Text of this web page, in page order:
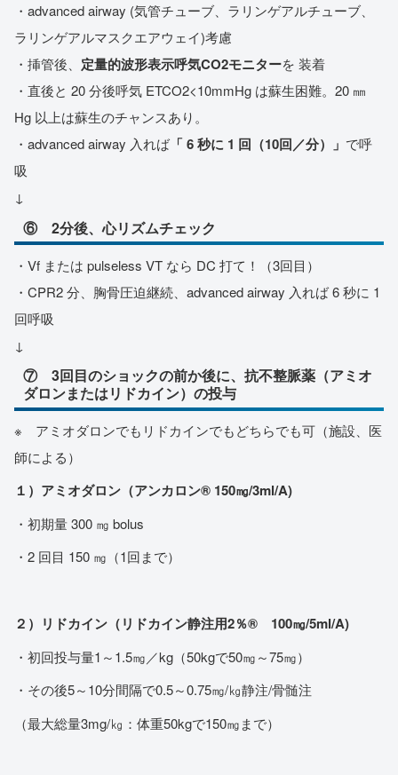
・advanced airway (気管チューブ、ラリンゲアルチューブ、
ラリンゲアルマスクエアウェイ)考慮
・挿管後、 定量的波形表示呼気CO2モニターを 装着
・直後と 20 分後呼気 ETCO2<10mmHg は蘇生困難。20 ㎜
Hg 以上は蘇生のチャンスあり。
・advanced airway 入れば「 6 秒に 1 回（10回／分）」 で呼
吸
↓
⑥ 2分後、心リズムチェック
・Vf または pulseless VT なら DC 打て！（3回目）
・CPR2 分、胸骨圧迫継続、advanced airway 入れば 6 秒に 1
回呼吸
↓
⑦ 3回目のショックの前か後に、抗不整脈薬（アミオ
ダロンまたはリドカイン）の投与
※ アミオダロンでもリドカインでもどちらでも可（施設、医
師による）
１）アミオダロン（アンカロン® 150㎎/3ml/A)
・初期量 300 ㎎ bolus
・2 回目 150 ㎎（1回まで）
２）リドカイン（リドカイン静注用2％® 100㎎/5ml/A)
・初回投与量1～1.5㎎／kg（50kgで50㎎～75㎎）
・その後5～10分間隔で0.5～0.75㎎/㎏静注/骨髄注
（最大総量3mg/㎏：体重50kgで150㎎まで）